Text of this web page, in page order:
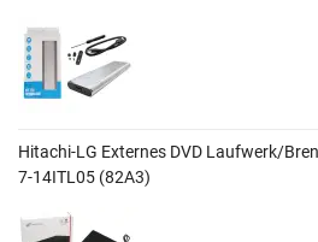
Hitachi-LG Externes DVD Laufwerk/
7-14ITL05 (82A3)